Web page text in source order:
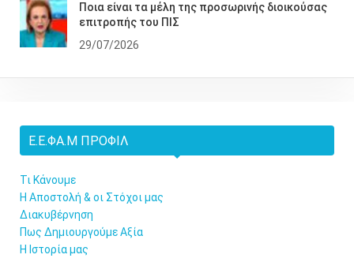
Ποια είναι τα μέλη της προσωρινής διοικούσας
επιτροπής του ΠΙΣ
29/07/2026
Ε.Ε.ΦΑ.Μ ΠΡΟΦΊΛ
Τι Κάνουμε
Η Αποστολή & οι Στόχοι μας
Διακυβέρνηση
Πως Δημιουργούμε Αξία
Η Ιστορία μας